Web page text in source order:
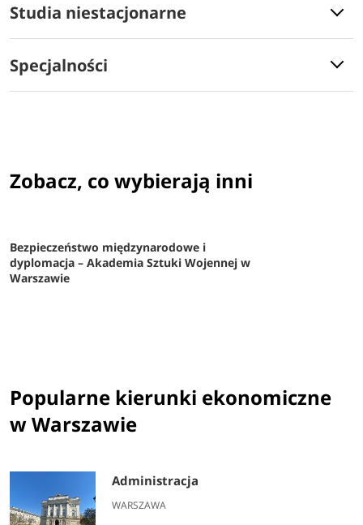
Studia niestacjonarne
Specjalności
Zobacz, co wybierają inni
Bezpieczeństwo międzynarodowe i
dyplomacja – Akademia Sztuki Wojennej w
Warszawie
Popularne kierunki ekonomiczne
w Warszawie
Administracja
WARSZAWA